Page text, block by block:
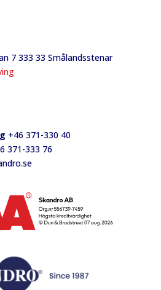
7 333 33 Smålandsstenar
+46 371-330 40
371-333 76